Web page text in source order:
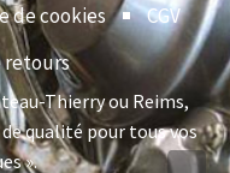
de cookies
CGV
retours
Thierry ou Reims,
qualité pour tous vos
».